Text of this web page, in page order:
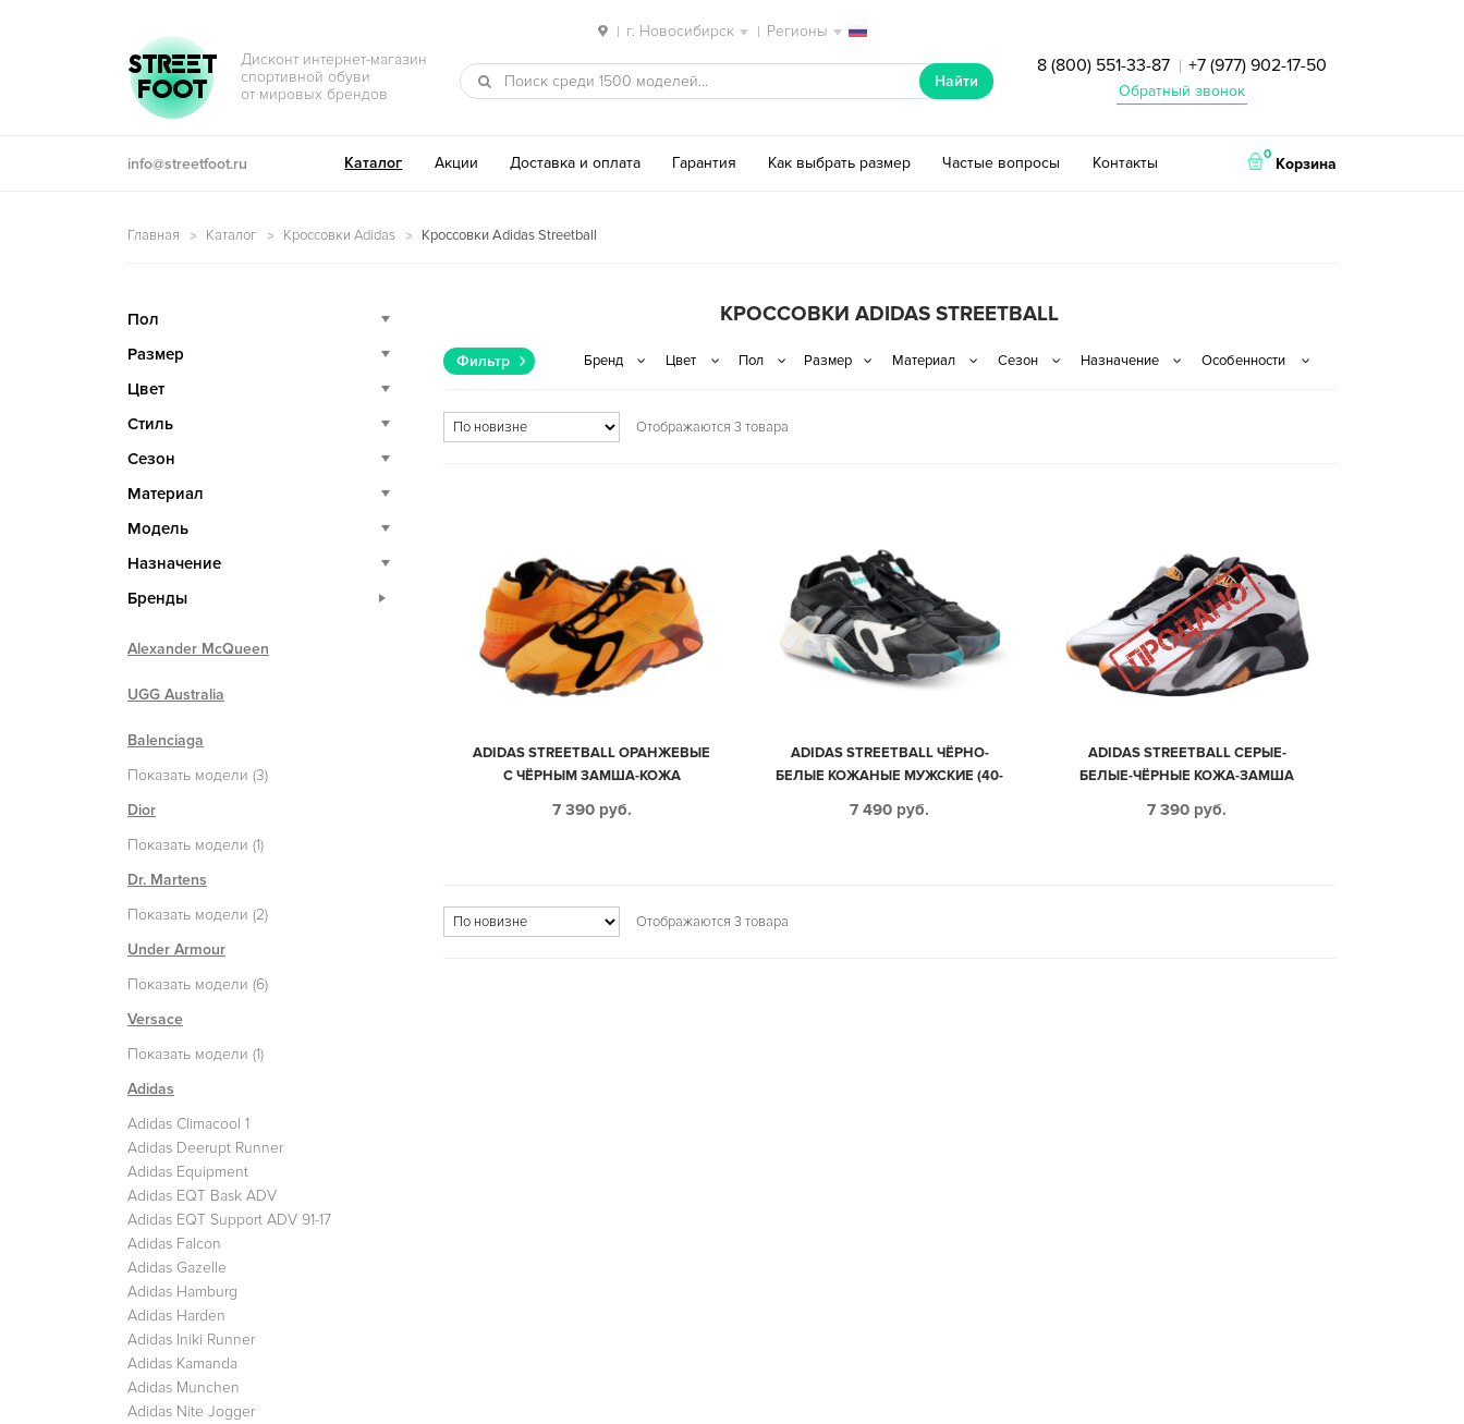
| г. Новосибирск | Регионы
Перейти к навигации
Перейти к содержимому
STREET
FOOT
Дисконт интернет-магазин
спортивной обуви
от мировых брендов
Найти
8 (800) 551-33-87 | +7 (977) 902-17-50
Обратный звонок
info@streetfoot.ru Каталог Акции Доставка и оплата Гарантия Как выбрать размер Частые вопросы Контакты 0
Корзина
Главная Каталог Кроссовки Adidas Кроссовки Adidas Streetball
КРОССОВКИ ADIDAS STREETBALL
Фильтр
Отображаются 3 товара
ADIDAS STREETBALL ОРАНЖЕВЫЕ
С ЧЁРНЫМ ЗАМША-КОЖА
7 390 руб.
ADIDAS STREETBALL ЧЁРНО-
БЕЛЫЕ КОЖАНЫЕ МУЖСКИЕ (40-
7 490 руб.
ADIDAS STREETBALL СЕРЫЕ-
БЕЛЫЕ-ЧЁРНЫЕ КОЖА-ЗАМША
7 390 руб.
Отображаются 3 товара
Пол
Размер
Цвет
Стиль
Сезон
Материал
Модель
Назначение
Бренды
Alexander McQueen
UGG Australia
Balenciaga
Показать модели (3)
Dior
Показать модели (1)
Dr. Martens
Показать модели (2)
Under Armour
Показать модели (6)
Versace
Показать модели (1)
Adidas
Adidas Climacool 1
Adidas Deerupt Runner
Adidas Equipment
Adidas EQT Bask ADV
Adidas EQT Support ADV 91-17
Adidas Falcon
Adidas Gazelle
Adidas Hamburg
Adidas Harden
Adidas Iniki Runner
Adidas Kamanda
Adidas Munchen
Adidas Nite Jogger